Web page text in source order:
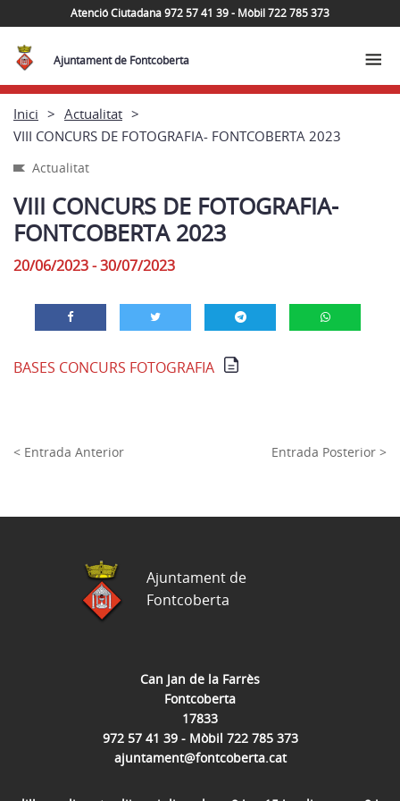
Atenció Ciutadana 972 57 41 39 - Mòbil 722 785 373
Ajuntament de Fontcoberta
Inici
Actualitat
VIII CONCURS DE FOTOGRAFIA- FONTCOBERTA 2023
Actualitat
VIII CONCURS DE FOTOGRAFIA-
FONTCOBERTA 2023
20/06/2023 - 30/07/2023
BASES CONCURS FOTOGRAFIA
< Entrada Anterior Entrada Posterior >
Can Jan de la Farrès
Fontcoberta
17833
972 57 41 39 - Mòbil 722 785 373
ajuntament@fontcoberta.cat
Ajuntament de
Fontcoberta